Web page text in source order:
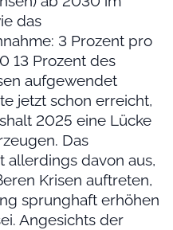
das
3 Prozent pro
13 Prozent des
aufgewendet
jetzt schon erreicht,
2025 eine Lücke
Das
allerdings davon aus,
Krisen auftreten,
sprunghaft erhöhen
Angesichts der